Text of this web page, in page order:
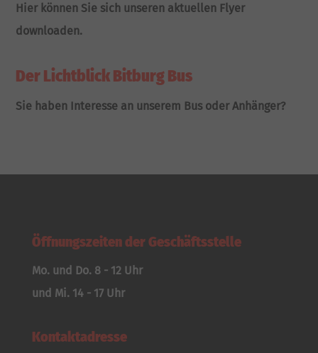
Hier können Sie sich unseren aktuellen Flyer
downloaden.
Der Lichtblick Bitburg Bus
Sie haben Interesse an unserem Bus oder Anhänger?
Öffnungszeiten der Geschäftsstelle
Mo. und Do. 8 - 12 Uhr
und Mi. 14 - 17 Uhr
Kontaktadresse